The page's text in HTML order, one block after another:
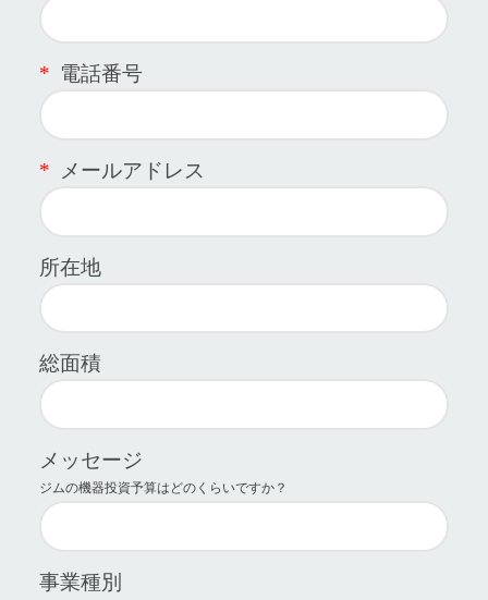
* 電話番号
* メールアドレス
所在地
総面積
メッセージ
ジムの機器投資予算はどのくらいですか？
事業種別